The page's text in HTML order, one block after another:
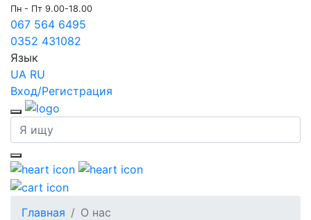
Пн - Пт 9.00-18.00
067 564 6495
0352 431082
Язык
UA RU
Вход/Регистрация
Главная О нас